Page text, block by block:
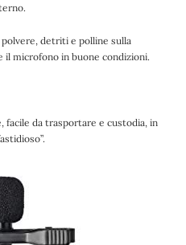
detriti e polline sulla
microfono in buone condizioni.
da trasportare e custodia, in